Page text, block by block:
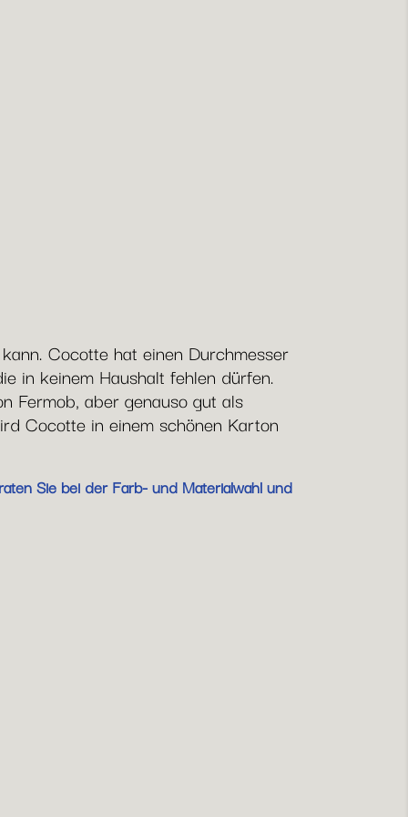
Cocotte hat einen Durchmesser
in keinem Haushalt fehlen dürfen.
Fermob, aber genauso gut als
Cocotte in einem schönen Karton
Sie bei der Farb- und Materialwahl und